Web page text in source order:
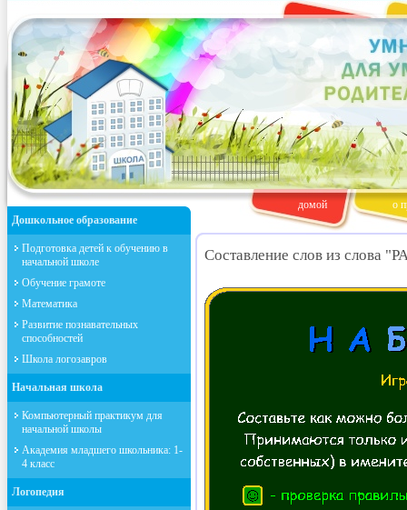
домой
о
Дошкольное образование
Подготовка детей к обучению в
начальной школе
Обучение грамоте
Математика
Развитие познавательных
способностей
Школа логозавров
Начальная школа
Компьютерный практикум для
начальной школы
Академия младшего школьника: 1-
4 класс
Логопедия
Составление слов из